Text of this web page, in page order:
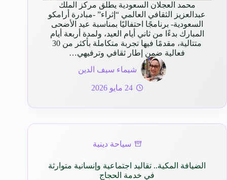
محمد العجلان السعودية يطلق مركز الملك
عبدالعزيز الثقافي العالمي “إثراء” -مبادرة أرامكو
السعودية- برنامجًا احتفاليًا بمناسبة عيد الأضحى
المبارك بدءًا من ثاني أيام العيد، ولمدة أربعة أيام
متتالية، مقدمًا فيها تجربة متكاملة بأكثر من 30
فعالية ضمن إطار ثقافي وترفيهي…
شيماء سيف الدين
24 مايو 2026
سياحة دينية
الضيافة المكية.. تقاليد اجتماعية وإنسانية متوارثة
في خدمة الحجاج